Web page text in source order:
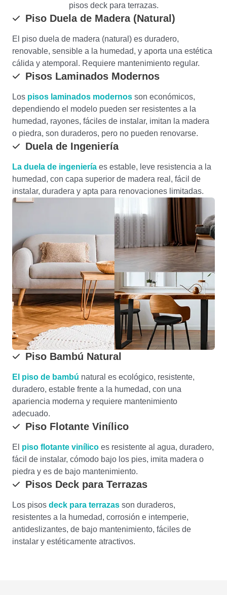
pisos deck para terrazas.
Piso Duela de Madera (Natural)
El piso duela de madera (natural) es duradero,
renovable, sensible a la humedad, y aporta una estética
cálida y atemporal. Requiere mantenimiento regular.
Pisos Laminados Modernos
Los pisos laminados modernos son económicos,
dependiendo el modelo pueden ser resistentes a la
humedad, rayones, fáciles de instalar, imitan la madera
o piedra, son duraderos, pero no pueden renovarse.
Duela de Ingeniería
La duela de ingeniería es estable, leve resistencia a la
humedad, con capa superior de madera real, fácil de
instalar, duradera y apta para renovaciones limitadas.
Piso Bambú Natural
El piso de bambú natural es ecológico, resistente,
duradero, estable frente a la humedad, con una
apariencia moderna y requiere mantenimiento
adecuado.
Piso Flotante Vinílico
El piso flotante vinílico es resistente al agua, duradero,
fácil de instalar, cómodo bajo los pies, imita madera o
piedra y es de bajo mantenimiento.
Pisos Deck para Terrazas
Los pisos deck para terrazas son duraderos,
resistentes a la humedad, corrosión e intemperie,
antideslizantes, de bajo mantenimiento, fáciles de
instalar y estéticamente atractivos.